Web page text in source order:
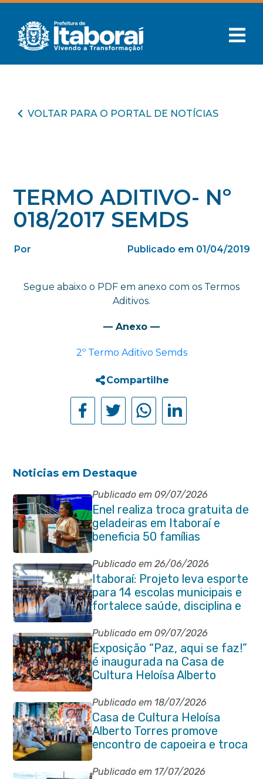
VOLTAR PARA O PORTAL DE NOTÍCIAS
TERMO ADITIVO- Nº
018/2017 SEMDS
Por Publicado em 01/04/2019
Segue abaixo o PDF em anexo com os Termos
Aditivos.
— Anexo —
2º Termo Aditivo Semds
Compartilhe
Noticias em Destaque
Publicado em 09/07/2026
Enel realiza troca gratuita de
geladeiras em Itaboraí e
beneficia 50 famílias
Publicado em 26/06/2026
Itaboraí: Projeto leva esporte
para 14 escolas municipais e
fortalece saúde, disciplina e
aprendizado
Publicado em 09/07/2026
Exposição “Paz, aqui se faz!”
é inaugurada na Casa de
Cultura Heloísa Alberto
Torres
Publicado em 18/07/2026
Casa de Cultura Heloísa
Alberto Torres promove
encontro de capoeira e troca
de cordas na Praça Marechal
Floriano Peixoto
Publicado em 17/07/2026